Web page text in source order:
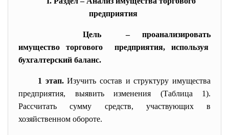
предприятия
Цель – проанализировать
имущество торгового предприятия, используя
бухгалтерский баланс.
1 этап.Изучить состав и структуру имущества
предприятия, выявить изменения (Таблица 1).
Рассчитать сумму средств, участвующих в
хозяйственном обороте.